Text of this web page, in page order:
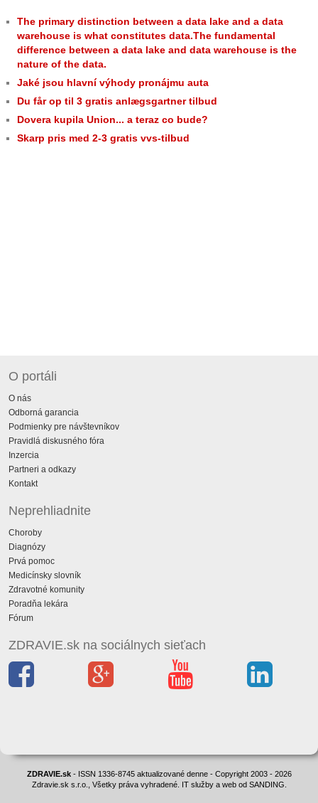
The primary distinction between a data lake and a data
warehouse is what constitutes data.The fundamental
difference between a data lake and data warehouse is the
nature of the data.
Jaké jsou hlavní výhody pronájmu auta
Du får op til 3 gratis anlægsgartner tilbud
Dovera kupila Union... a teraz co bude?
Skarp pris med 2-3 gratis vvs-tilbud
O portáli
O nás
Odborná garancia
Podmienky pre návštevníkov
Pravidlá diskusného fóra
Inzercia
Partneri a odkazy
Kontakt
Neprehliadnite
Choroby
Diagnózy
Prvá pomoc
Medicínsky slovník
Zdravotné komunity
Poradňa lekára
Fórum
ZDRAVIE.sk na sociálnych sieťach
ZDRAVIE.sk- ISSN 1336-8745 aktualizované denne - Copyright 2003 - 2026
Zdravie.sk s.r.o., Všetky práva vyhradené. IT služby a web od SANDING.